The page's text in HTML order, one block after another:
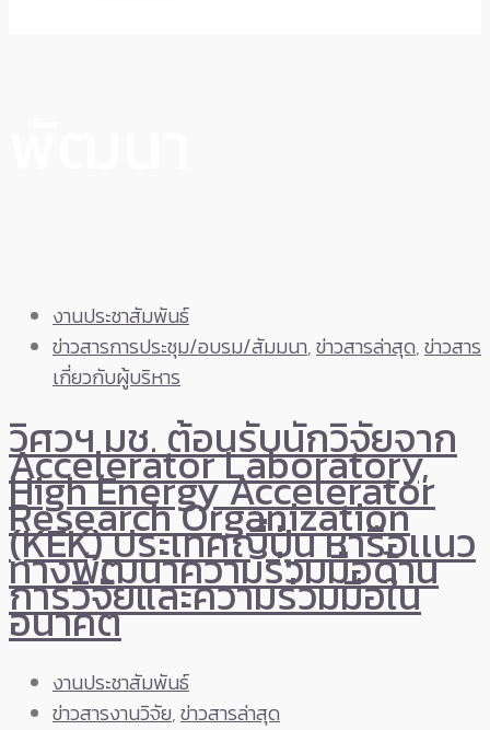
งานประชาสัมพันธ์
ข่าวสารการประชุม/อบรม/สัมมนา,ข่าวสารล่าสุด,ข่าวสาร
เกี่ยวกับผู้บริหาร
วิศวฯ มช. ต้อนรับนักวิจัยจาก
Accelerator Laboratory,
High Energy Accelerator
Research Organization
(KEK) ประเทศญี่ปุ่น หารือเเนว
ทางพัฒนาความร่วมมือด้าน
การวิจัยและความร่วมมือใน
อนาคต
งานประชาสัมพันธ์
ข่าวสารงานวิจัย,ข่าวสารล่าสุด